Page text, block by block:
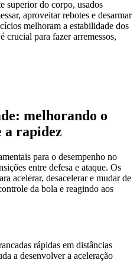
superior do corpo, usados
aproveitar rebotes e desarmar
melhoram a estabilidade dos
crucial para fazer arremessos,
melhorando o
a rapidez
para o desempenho no
entre defesa e ataque. Os
acelerar, desacelerar e mudar de
da bola e reagindo aos
rápidas em distâncias
a desenvolver a aceleração